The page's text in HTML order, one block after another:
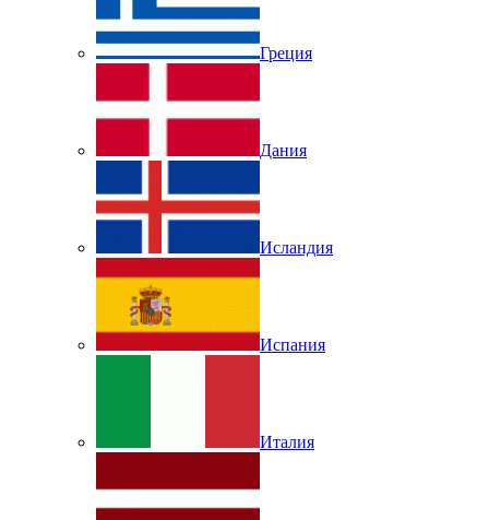
Греция
Дания
Исландия
Испания
Италия